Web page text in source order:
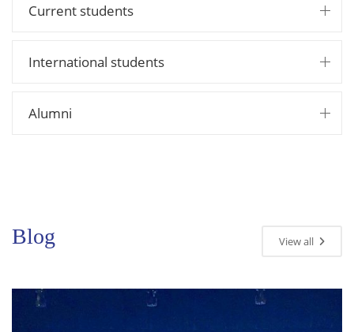
Current students
International students
Alumni
Blog View all